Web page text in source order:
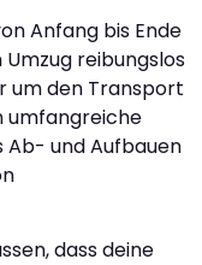
Anfang bis Ende
reibungslos
um den Transport
umfangreiche
Ab- und Aufbauen
dass deine